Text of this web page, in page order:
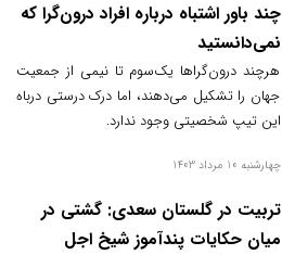
چند باور اشتباه درباره افراد درون‌گرا که
نمی‌دانستید
هرچند درون‌گراها یک‌سوم تا نیمی از جمعیت
جهان را تشکیل می‌دهند، اما درک‌ درستی درباه
این تیپ شخصیتی وجود ندارد.
چهارشنبه 10 مرداد 1403
تربیت در گلستان سعدی: گشتی در
میان حکایات پندآموز شیخ اجل